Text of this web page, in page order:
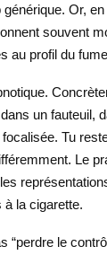
générique. Or,
souvent
au profil du
un fauteuil,
focalisée. Tu
Le
la cigarette.
“perdre le